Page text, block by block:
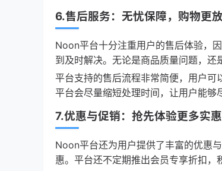
6.售后服务：无忧保障，购物更
Noon平台十分注重用户的售后体验，
到及时解决。无论是商品质量问题，还
平台支持的售后流程非常简便，用户
平台会尽量缩短处理时间，让用户能够
7.优惠与促销：抢先体验更多实惠
Noon平台还为用户提供了丰富的优惠
惠。平台还不定期推出会员专享折扣，